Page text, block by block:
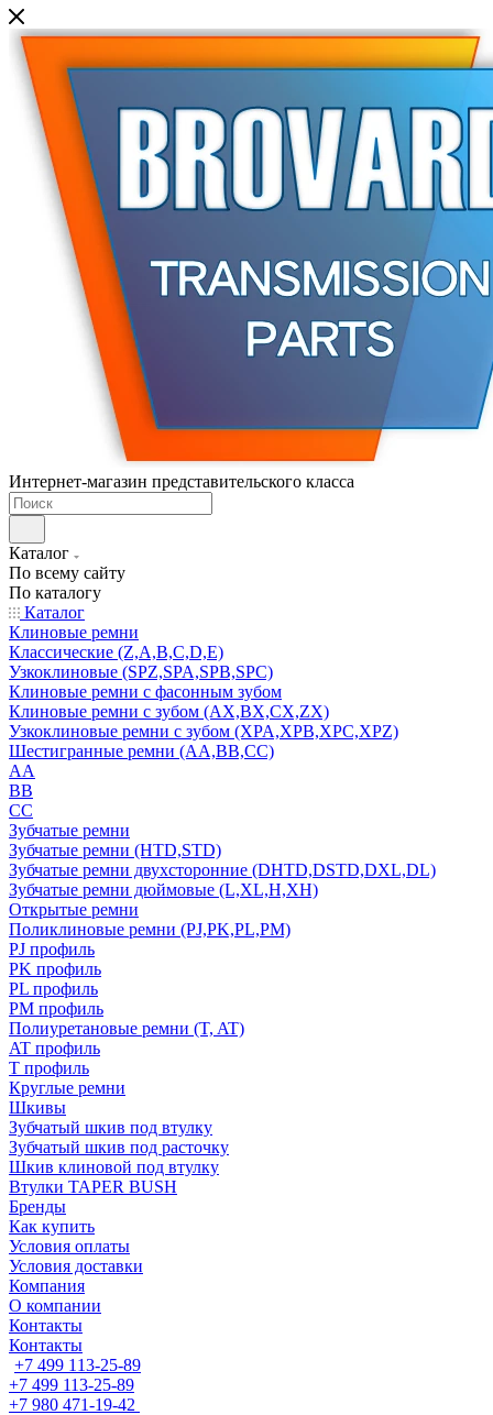
Интернет-магазин представительского класса
Каталог
По всему сайту
По каталогу
Каталог
Клиновые ремни
Классические (Z,A,B,C,D,E)
Узкоклиновые (SPZ,SPA,SPB,SPC)
Клиновые ремни с фасонным зубом
Клиновые ремни с зубом (AX,BX,CX,ZX)
Узкоклиновые ремни с зубом (XPA,XPB,XPC,XPZ)
Шестигранные ремни (AA,BB,CC)
AA
BB
CC
Зубчатые ремни
Зубчатые ремни (HTD,STD)
Зубчатые ремни двухсторонние (DHTD,DSTD,DXL,DL)
Зубчатые ремни дюймовые (L,XL,H,XH)
Открытые ремни
Поликлиновые ремни (PJ,PK,PL,PM)
PJ профиль
PK профиль
PL профиль
PM профиль
Полиуретановые ремни (T, AT)
AT профиль
T профиль
Круглые ремни
Шкивы
Зубчатый шкив под втулку
Зубчатый шкив под расточку
Шкив клиновой под втулку
Втулки TAPER BUSH
Бренды
Как купить
Условия оплаты
Условия доставки
Компания
О компании
Контакты
Контакты
+7 499 113-25-89
+7 499 113-25-89
+7 980 471-19-42